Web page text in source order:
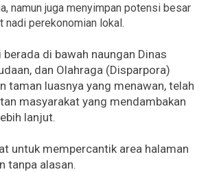
namun juga menyimpan potensi besar
nadi perekonomian lokal.
berada di bawah naungan Dinas
dan Olahraga (Disparpora)
taman luasnya yang menawan, telah
masyarakat yang mendambakan
lanjut.
untuk mempercantik area halaman
tanpa alasan.